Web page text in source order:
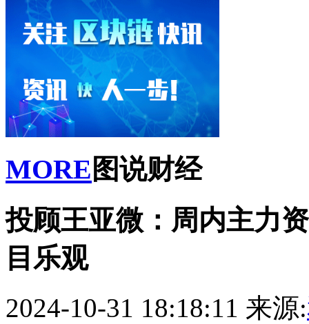
MORE 图说财经
投顾王亚微：周内主力
目乐观
2024-10-31 18:18:11 来源: